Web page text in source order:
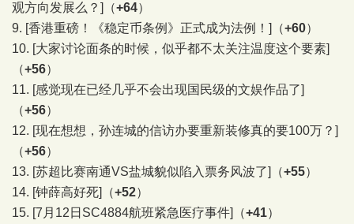
观方向发展么？]
（+64）
9. [香港重磅！《稳定币条例》正式成为法例！] （+60）
10. [大家讨论面条的时候，似乎都不太关注温度这个要素]
（+56）
11. [感觉现在已经几乎不会出现国民级的文娱作品了]
（+56）
12. [现在想想，孙连城的信访办要重新装修真的要100万？]
（+56）
13. [苏超比赛南通VS盐城貌似陷入票务风波了] （+55）
14. [钟薛高好死] （+52）
15. [7月12日SC4884航班紧急医疗事件] （+41）